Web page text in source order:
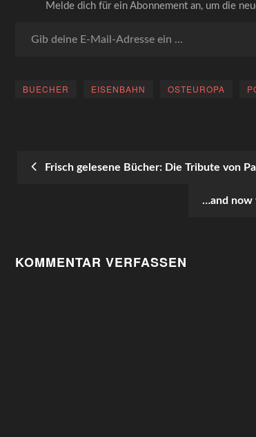
Melde dich für ein Abonnement an, um die
BUECHER EISENBAHN OSTEUROPA
Frisch gelesene Bücher: Die Tribute von
…and now
KOMMENTAR VERFASSEN